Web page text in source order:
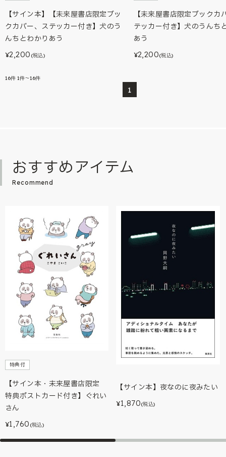
【サイン本】【未来屋書店限定ブッ
クカバー、ステッカー付き】犬のう
んちとわかりあう
¥2,200 (税込)
【未来屋書店限定ブックカ
テッカー付き】犬のうんち
あう
¥2,200(税込)
16件 1件～16件
1
おすすめアイテム
Recommend
特典付
【サイン本・未来屋書店限定
特典ポストカード付き】ぐれい
さん
¥1,760 (税込)
【サイン本】夜なのに夜みたい
¥1,870(税込)